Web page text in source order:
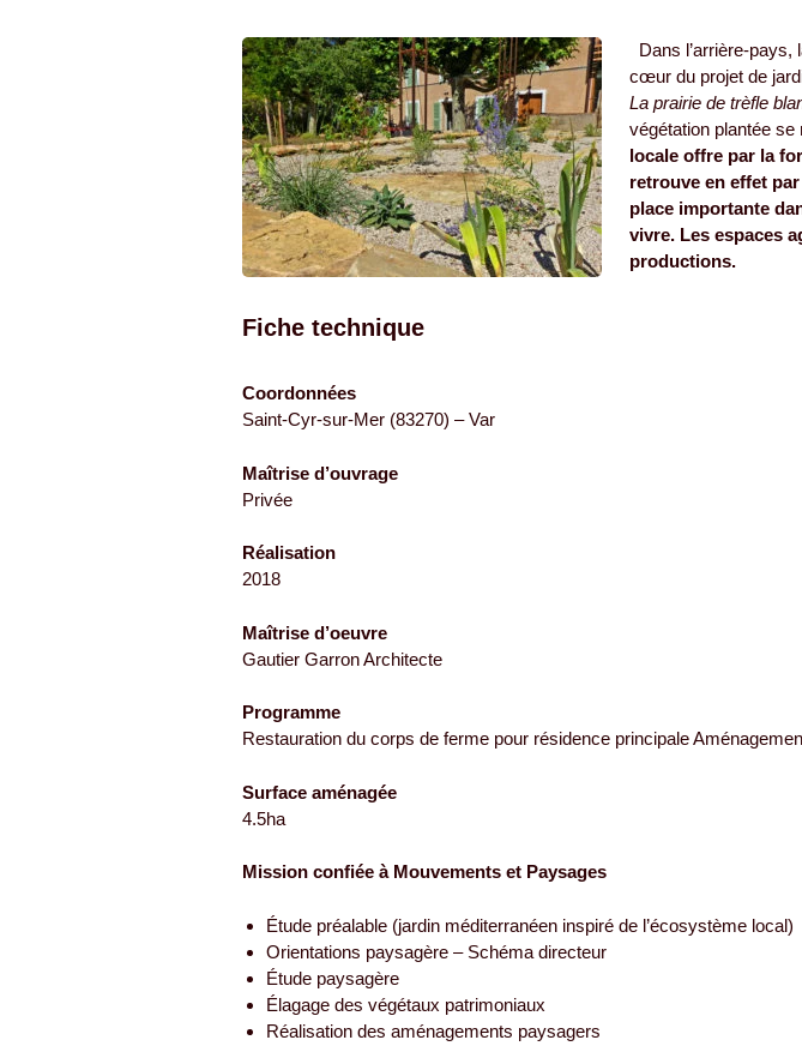
Dans l’arrière-pays,
cœur du projet de
La prairie de trèfle
végétation plantée
locale offre par la
retrouve en effet
place importante
vivre. Les espaces
productions.
Fiche technique
Coordonnées
Saint-Cyr-sur-Mer (83270) – Var
Maîtrise d’ouvrage
Privée
Réalisation
2018
Maîtrise d’oeuvre
Gautier Garron Architecte
Programme
Restauration du corps de ferme pour résidence principale
Surface aménagée
4.5ha
Mission confiée à Mouvements et Paysages
Étude préalable (jardin méditerranéen inspiré de l’écosystème local)
Orientations paysagère – Schéma directeur
Étude paysagère
Élagage des végétaux patrimoniaux
Réalisation des aménagements paysagers